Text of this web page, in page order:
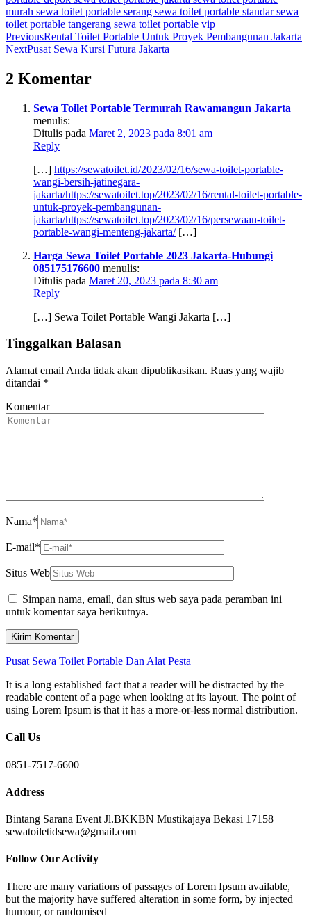
murah sewa toilet portable serang sewa toilet portable standarsewa
toilet portable tangerang sewa toilet portable vip
PreviousRental Toilet Portable Untuk Proyek Pembangunan Jakarta
NextPusat Sewa Kursi Futura Jakarta
2 Komentar
Sewa Toilet Portable Termurah Rawamangun Jakarta
menulis:
Ditulis pada Maret 2, 2023 pada 8:01 am
Reply
[…] https://sewatoilet.id/2023/02/16/sewa-toilet-portable-
wangi-bersih-jatinegara-
jakarta/https://sewatoilet.top/2023/02/16/rental-toilet-portable-
untuk-proyek-pembangunan-
jakarta/https://sewatoilet.top/2023/02/16/persewaan-toilet-
portable-wangi-menteng-jakarta/[…]
Harga Sewa Toilet Portable 2023 Jakarta-Hubungi
085175176600 menulis:
Ditulis pada Maret 20, 2023 pada 8:30 am
Reply
[…] Sewa Toilet Portable Wangi Jakarta […]
Tinggalkan Balasan
Alamat email Anda tidak akan dipublikasikan. Ruas yang wajib
ditandai *
Komentar
Nama*
E-mail*
Situs Web
Simpan nama, email, dan situs web saya pada peramban ini
untuk komentar saya berikutnya.
Pusat Sewa Toilet Portable Dan Alat Pesta
It is a long established fact that a reader will be distracted by the
readable content of a page when looking at its layout. The point of
using Lorem Ipsum is that it has a more-or-less normal distribution.
Call Us
0851-7517-6600
Address
Bintang Sarana Event Jl.BKKBN Mustikajaya Bekasi 17158
sewatoiletidsewa@gmail.com
Follow Our Activity
There are many variations of passages of Lorem Ipsum available,
but the majority have suffered alteration in some form, by injected
humour, or randomised